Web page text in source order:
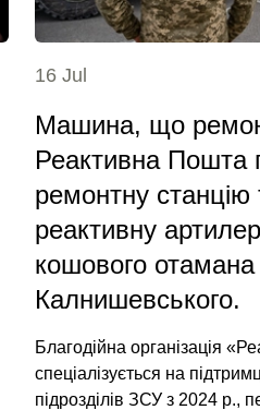
16 Jul
Машина, що
Реактивна Пошта
ремонтну станцію
реактивну
кошового
Калнишевського.
Благодійна організація
спеціалізується на
підрозділів ЗСУ з 2024 р.,